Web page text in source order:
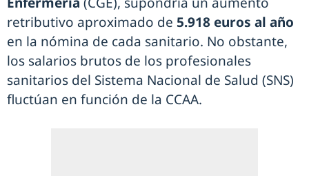
retributivo aproximado de 5.918 euros al año
en la nómina de cada sanitario. No obstante,
los salarios brutos de los profesionales
sanitarios del Sistema Nacional de Salud (SNS)
fluctúan en función de la CCAA.